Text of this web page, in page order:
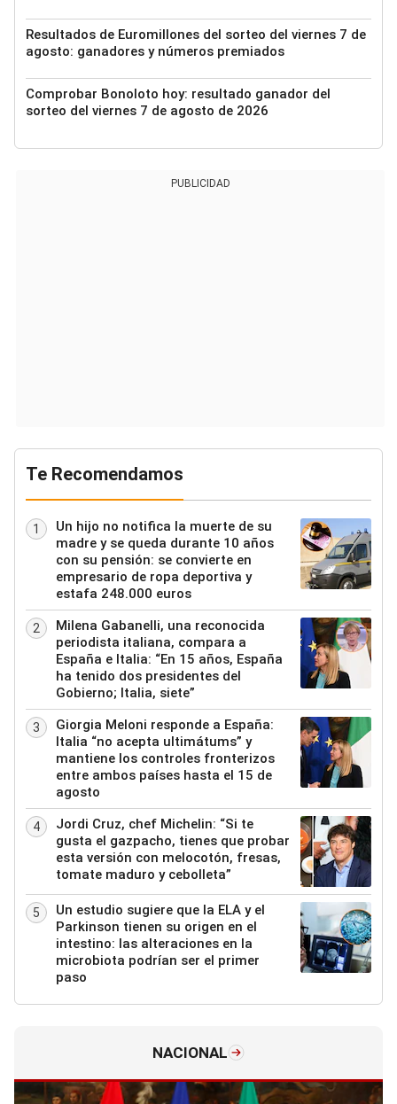
Resultados de Euromillones del sorteo del viernes 7 de
agosto: ganadores y números premiados
Comprobar Bonoloto hoy: resultado ganador del
sorteo del viernes 7 de agosto de 2026
PUBLICIDAD
Te Recomendamos
1
Un hijo no notifica la muerte de su
madre y se queda durante 10 años
con su pensión: se convierte en
empresario de ropa deportiva y
estafa 248.000 euros
2
Milena Gabanelli, una reconocida
periodista italiana, compara a
España e Italia: “En 15 años, España
ha tenido dos presidentes del
Gobierno; Italia, siete”
3
Giorgia Meloni responde a España:
Italia “no acepta ultimátums” y
mantiene los controles fronterizos
entre ambos países hasta el 15 de
agosto
4
Jordi Cruz, chef Michelin: “Si te
gusta el gazpacho, tienes que probar
esta versión con melocotón, fresas,
tomate maduro y cebolleta”
5
Un estudio sugiere que la ELA y el
Parkinson tienen su origen en el
intestino: las alteraciones en la
microbiota podrían ser el primer
paso
NACIONAL